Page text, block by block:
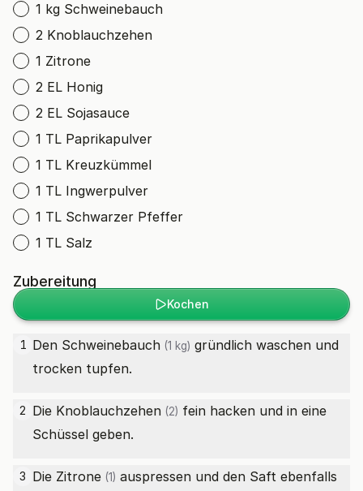
1 kg Schweinebauch
2 Knoblauchzehen
1 Zitrone
2 EL Honig
2 EL Sojasauce
1 TL Paprikapulver
1 TL Kreuzkümmel
1 TL Ingwerpulver
1 TL Schwarzer Pfeffer
1 TL Salz
Zubereitung
Kochen
1 Den Schweinebauch (1 kg) gründlich waschen und
trocken tupfen.
2 Die Knoblauchzehen (2) fein hacken und in eine
Schüssel geben.
3 Die Zitrone (1) auspressen und den Saft ebenfalls